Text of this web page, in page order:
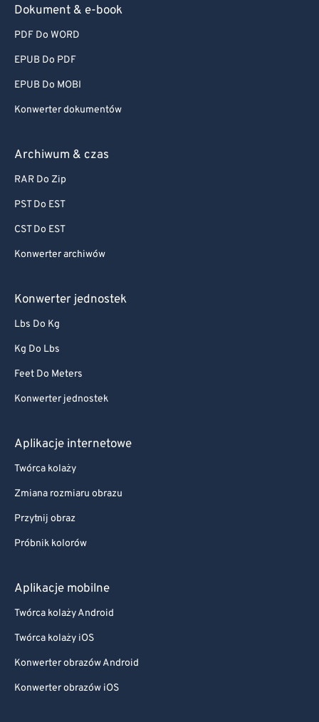
Dokument & e-book
PDF Do WORD
EPUB Do PDF
EPUB Do MOBI
Konwerter dokumentów
Archiwum & czas
RAR Do Zip
PST Do EST
CST Do EST
Konwerter archiwów
Konwerter jednostek
Lbs Do Kg
Kg Do Lbs
Feet Do Meters
Konwerter jednostek
Aplikacje internetowe
Twórca kolaży
Zmiana rozmiaru obrazu
Przytnij obraz
Próbnik kolorów
Aplikacje mobilne
Twórca kolaży Android
Twórca kolaży iOS
Konwerter obrazów Android
Konwerter obrazów iOS